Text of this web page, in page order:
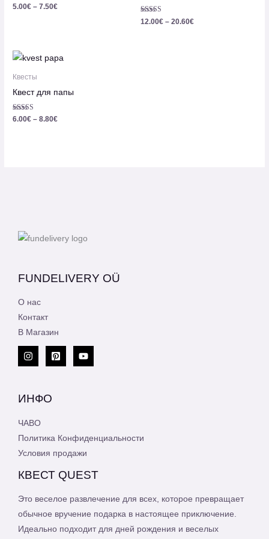
Оценка
5.00
5.00€ – 7.50€
Оценка
5.00
12.00€ – 20.60€
Квесты
Квест для папы
Оценка
6.00€ – 8.80€
Диапазон
8.80€
FUNDELIVERY OÜ
О нас
Контакт
В Магазин
ИНФО
ЧАВО
Политика Конфиденциальности
Условия продажи
КВЕСТ QUEST
Это веселое развлечение для всех, которое превращает
обычное вручение подарка в настоящее приключение.
Идеально подходит для дней рождения и веселых